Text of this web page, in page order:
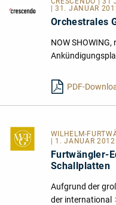
| 31. JANUAR
Orchestrales
NOW
PDF-
WILHELM-
| 1. JANUAR 2012
Furtwängler-
Schallplatten
Aufgrund der
der international